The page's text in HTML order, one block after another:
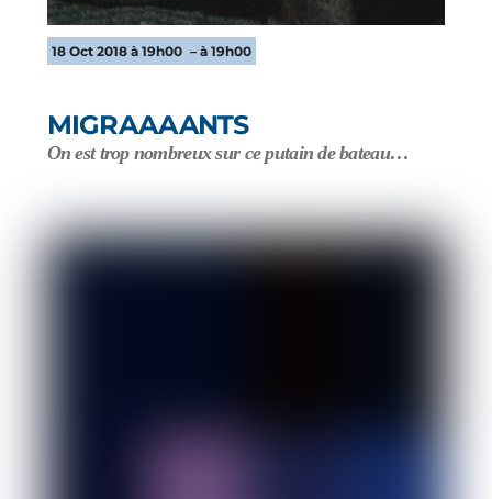
18 Oct 2018 à 19h00 – à 19h00
MIGRAAAANTS
On est trop nombreux sur ce putain de bateau…